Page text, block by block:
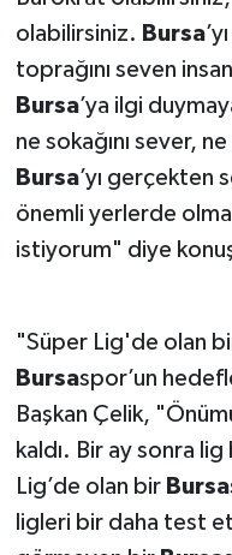
olabilirsiniz. Bursa
toprağını seven insan
Bursa’ya ilgi
ne sokağını sever, ne
Bursa’yı gerçekten
önemli yerlerde
istiyorum" diye
"Süper Lig'de olan
Bursaspor’un
Başkan Çelik,
kaldı. Bir ay sonra
Lig’de olan bir Bursa
ligleri bir daha test